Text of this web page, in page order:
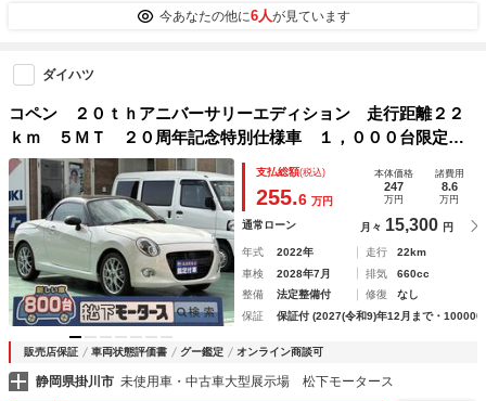
今あなたの他に6人が見ています
ダイハツ
コペン ２０ｔｈアニバーサリーエディション 走行距離２２
ｋｍ ５ＭＴ ２０周年記念特別仕様車 １，０００台限定
車 専用／本革巻ステアリング＆シフトノブ・エンブレム・ス
カッフプレート・ＬＥＤヘッドランプ・スポーツシート（アイ
ボリー）・ＢＢＳ製ＡＷ
支払総額(税込)
255.6 万円
本体価格
247
万円
諸費用
8.6
万円
通常ローン 月々 15,300 円
年式 2022年 走行
22km
車検
2028年7月 排気
660cc
整備
法定整備付 修復
なし
保証
保証付 (2027(令和9)年12月まで・
販売店保証 車両状態評価書 グー鑑定 オンライン商談可
静岡県掛川市 未使用車・中古車大型展示場 松下モータース